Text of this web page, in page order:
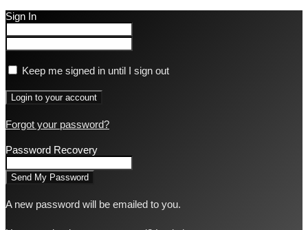
Sign In
Keep me signed in until I sign out
Forgot your password?
Password Recovery
A new password will be emailed to you.